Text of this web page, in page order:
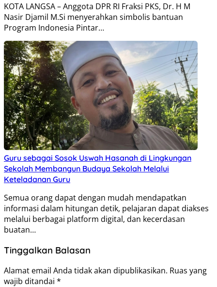
KOTA LANGSA – Anggota DPR RI Fraksi PKS, Dr. H M
Nasir Djamil M.Si menyerahkan simbolis bantuan
Program Indonesia Pintar…
Guru sebagai Sosok Uswah Hasanah di Lingkungan
Sekolah Membangun Budaya Sekolah Melalui
Keteladanan Guru
Semua orang dapat dengan mudah mendapatkan
informasi dalam hitungan detik, pelajaran dapat diakses
melalui berbagai platform digital, dan kecerdasan
buatan…
Tinggalkan Balasan
Alamat email Anda tidak akan dipublikasikan. Ruas yang
wajib ditandai *